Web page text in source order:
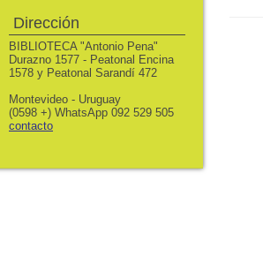
Dirección
BIBLIOTECA "Antonio Pena"
Durazno 1577 - Peatonal Encina
1578 y Peatonal Sarandí 472
Montevideo - Uruguay
(0598 +) WhatsApp 092 529 505
contacto